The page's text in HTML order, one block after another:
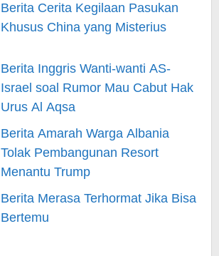
Berita Cerita Kegilaan Pasukan
Khusus China yang Misterius
Berita Inggris Wanti-wanti AS-
Israel soal Rumor Mau Cabut Hak
Urus Al Aqsa
Berita Amarah Warga Albania
Tolak Pembangunan Resort
Menantu Trump
Berita Merasa Terhormat Jika Bisa
Bertemu